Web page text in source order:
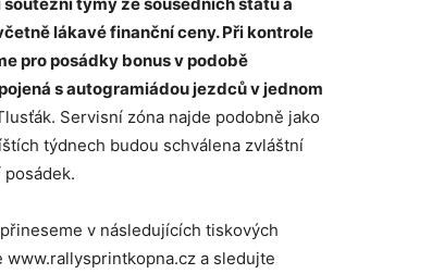
lákavé finanční ceny. Při kontrole
pro posádky bonus v podobě
s autogramiádou jezdců v jednom
Servisní zóna najde podobně jako
týdnech budou schválena zvláštní
v následujících tiskových
a sledujte